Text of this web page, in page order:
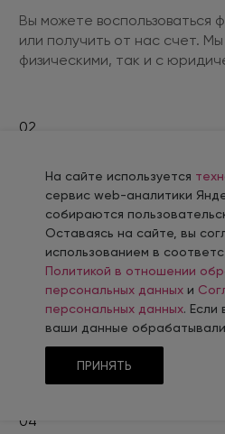
Вы можете
или получить от нас счет.
физическими, так и с
02
Купите домен, выберите
настройте решение.
Наполните и запустите
Заполните сайт своей
04
На сайте используется
сервис web-аналитики
собираются
Оставаясь на сайте, вы
использованием в
Политикой в отношении
персональных данных и
персональных данных. Если
ваши данные
ПРИНЯТЬ